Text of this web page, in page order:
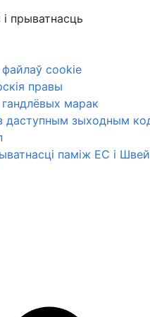
прыватнасць
cookie
правы
марак
з даступным зыходным
паміж ЕС і